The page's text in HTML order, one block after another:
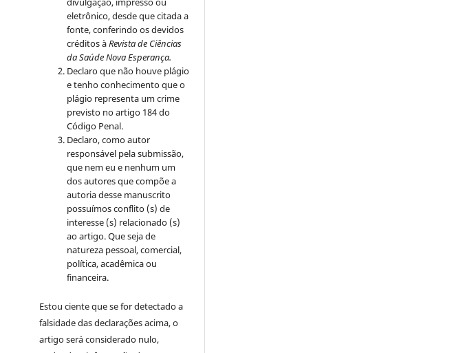
eletrônico, desde que citada a
fonte, conferindo os devidos
créditos àRevista de Ciências
da Saúde Nova Esperança.
Declaro que não houve plágio
e tenho conhecimento que o
plágio representa um crime
previsto no artigo 184 do
Código Penal.
Declaro, como autor
responsável pela submissão,
que nem eu e nenhum um
dos autores que compõe a
autoria desse manuscrito
possuímos conflito (s) de
interesse (s) relacionado (s)
ao artigo. Que seja de
natureza pessoal, comercial,
política, acadêmica ou
financeira.
Estou ciente que se for detectado a
falsidade das declarações acima, o
artigo será considerado nulo,